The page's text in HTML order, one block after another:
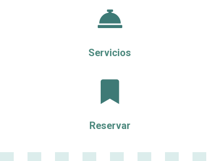

Servicios
Reservar